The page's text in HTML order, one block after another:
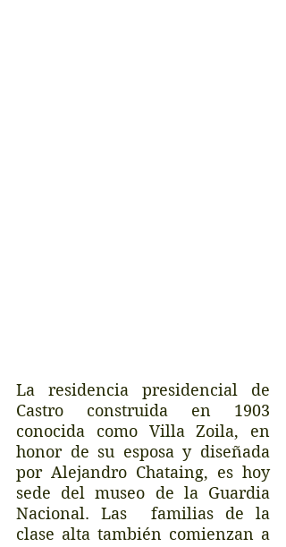
La residencia presidencial de
Castro construida en 1903
conocida como Villa Zoila, en
honor de su esposa y diseñada
por Alejandro Chataing, es hoy
sede del museo de la Guardia
Nacional. Las  familias de la
clase alta también comienzan a